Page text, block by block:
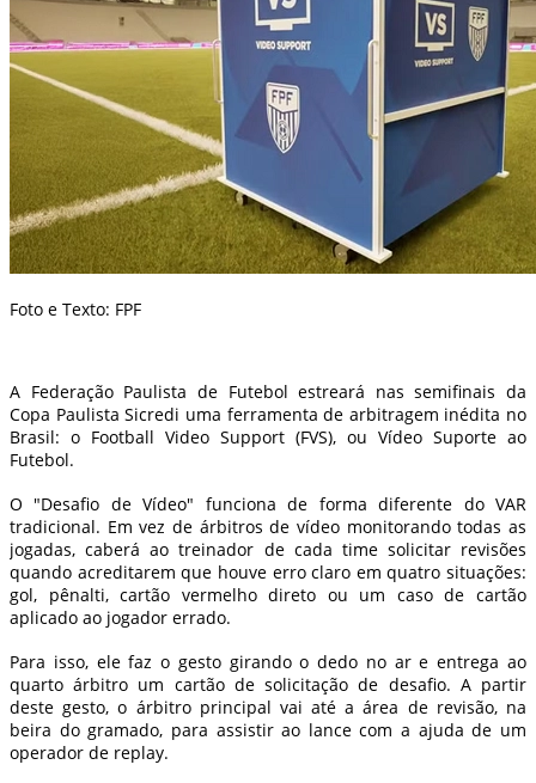
Foto e Texto: FPF
A Federação Paulista de Futebol estreará nas semifinais da
Copa Paulista Sicredi uma ferramenta de arbitragem inédita no
Brasil: o Football Video Support (FVS), ou Vídeo Suporte ao
Futebol.
O "Desafio de Vídeo" funciona de forma diferente do VAR
tradicional. Em vez de árbitros de vídeo monitorando todas as
jogadas, caberá ao treinador de cada time solicitar revisões
quando acreditarem que houve erro claro em quatro situações:
gol, pênalti, cartão vermelho direto ou um caso de cartão
aplicado ao jogador errado.
Para isso, ele faz o gesto girando o dedo no ar e entrega ao
quarto árbitro um cartão de solicitação de desafio. A partir
deste gesto, o árbitro principal vai até a área de revisão, na
beira do gramado, para assistir ao lance com a ajuda de um
operador de replay.